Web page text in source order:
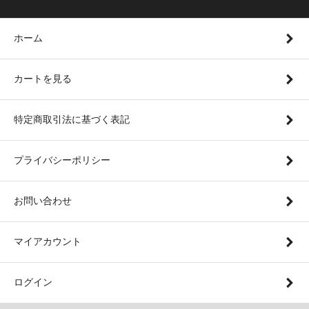
ホーム
カートを見る
特定商取引法に基づく表記
プライバシーポリシー
お問い合わせ
マイアカウント
ログイン